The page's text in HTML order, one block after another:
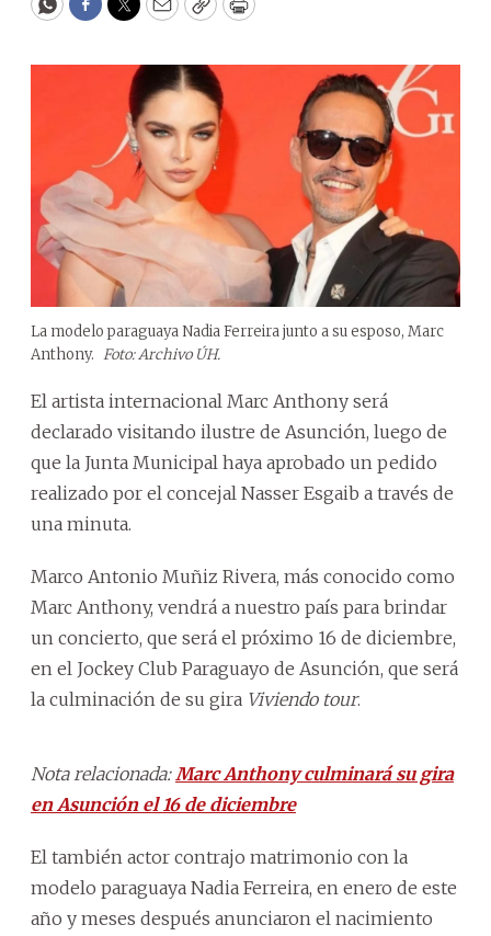
WhatsApp
Facebook
Twitter
EmailCopyPrint
La modelo paraguaya Nadia Ferreira junto a su esposo, Marc
Anthony. Foto: Archivo ÚH.
El artista internacional Marc Anthony será
declarado visitando ilustre de Asunción, luego de
que la Junta Municipal haya aprobado un pedido
realizado por el concejal Nasser Esgaib a través de
una minuta.
Marco Antonio Muñiz Rivera, más conocido como
Marc Anthony, vendrá a nuestro país para brindar
un concierto, que será el próximo 16 de diciembre,
en el Jockey Club Paraguayo de Asunción, que será
la culminación de su gira Viviendo tour.
Nota relacionada: Marc Anthony culminará su gira
en Asunción el 16 de diciembre
El también actor contrajo matrimonio con la
modelo paraguaya Nadia Ferreira, en enero de este
año y meses después anunciaron el nacimiento